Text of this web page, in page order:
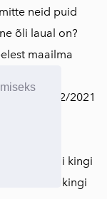
neid puid
õli laual on?
maailma
Leevi N. 12/2021
kellelegi kingi
selle kingi